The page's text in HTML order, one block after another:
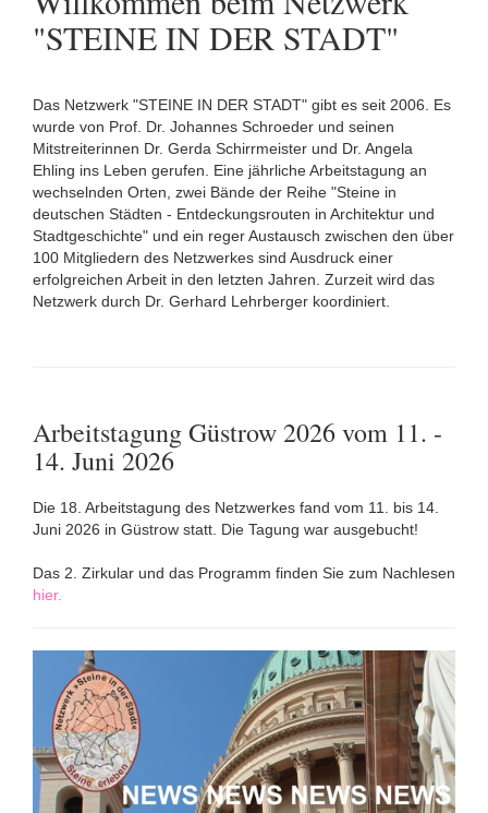
"STEINE IN DER STADT"
Das Netzwerk "STEINE IN DER STADT" gibt es seit 2006. Es
wurde von Prof. Dr. Johannes Schroeder und seinen
Mitstreiterinnen Dr. Gerda Schirrmeister und Dr. Angela
Ehling ins Leben gerufen. Eine jährliche Arbeitstagung an
wechselnden Orten, zwei Bände der Reihe "Steine in
deutschen Städten - Entdeckungsrouten in Architektur und
Stadtgeschichte" und ein reger Austausch zwischen den über
100 Mitgliedern des Netzwerkes sind Ausdruck einer
erfolgreichen Arbeit in den letzten Jahren. Zurzeit wird das
Netzwerk durch Dr. Gerhard Lehrberger koordiniert.
Arbeitstagung Güstrow 2026 vom 11. -
14. Juni 2026
Die 18. Arbeitstagung des Netzwerkes fand vom 11. bis 14.
Juni 2026 in Güstrow statt. Die Tagung war ausgebucht!
Das 2. Zirkular und das Programm finden Sie zum Nachlesen
hier.